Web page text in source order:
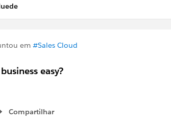
em #Sales Cloud
easy?
Compartilhar
Show menu